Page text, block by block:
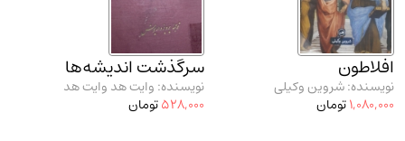
افلاطون
نویسنده: شروین وکیلی
1,080,000تومان
سرگذشت اندیشه‌ها
نویسنده: وایت هد وایت هد
528,000تومان